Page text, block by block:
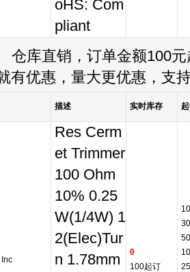
oHS: Com
pliant
仓库直销，订单金额100元
有优惠，量大更优惠，支
描述 实时库存
Inc
Res Cerm
et Trimmer
100 Ohm
10% 0.25
W(1/4W) 1
2(Elec)Tur
n 1.78mm
0
100起订